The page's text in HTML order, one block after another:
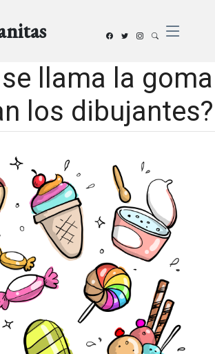
llama la goma
los dibujantes?